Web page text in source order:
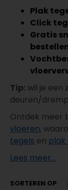
Plak
Click
Gratis
Tip:wil je een
deuren/
Ontdek meer
vloeren,
tegels en plak
Lees meer...
SORTEREN OP